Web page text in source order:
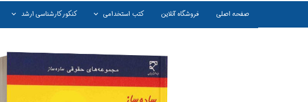
صفحه اصلی فروشگاه آنلاین کتب استخدامی کنکور کارشناسی ارشد